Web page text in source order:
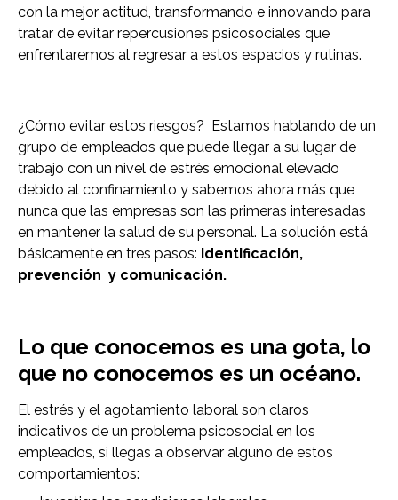
con la mejor actitud, transformando e innovando para
tratar de evitar repercusiones psicosociales que
enfrentaremos al regresar a estos espacios y rutinas.
¿Cómo evitar estos riesgos? Estamos hablando de un
grupo de empleados que puede llegar a su lugar de
trabajo con un nivel de estrés emocional elevado
debido al confinamiento y sabemos ahora más que
nunca que las empresas son las primeras interesadas
en mantener la salud de su personal. La solución está
básicamente en tres pasos: Identificación,
prevención y comunicación.
Lo que conocemos es una gota, lo
que no conocemos es un océano.
El estrés y el agotamiento laboral son claros
indicativos de un problema psicosocial en los
empleados, si llegas a observar alguno de estos
comportamientos: